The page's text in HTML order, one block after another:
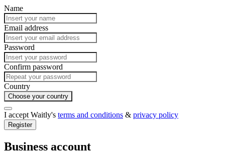
Name
Email address
Password
Confirm password
Country
Choose your country
I accept Waitly's terms and conditions & privacy policy
Register
Business account